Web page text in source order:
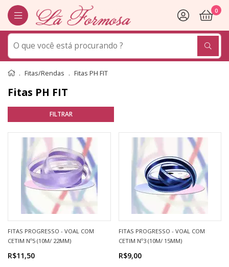
0
Fitas/Rendas Fitas PH FIT
Fitas PH FIT
FITAS PROGRESSO - VOAL COM
CETIM Nº5 (10M/ 22MM)
R$11,50
FITAS PROGRESSO - VOAL COM
CETIM Nº3 (10M/ 15MM)
R$9,00